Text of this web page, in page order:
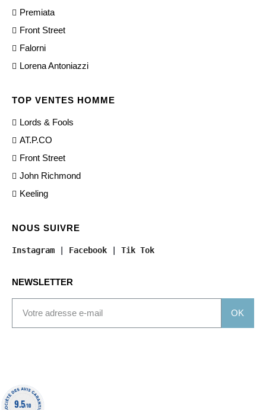
Premiata
Front Street
Falorni
Lorena Antoniazzi
TOP VENTES HOMME
Lords & Fools
AT.P.CO
Front Street
John Richmond
Keeling
NOUS SUIVRE
Instagram | Facebook | Tik Tok
NEWSLETTER
OK
9.5/10